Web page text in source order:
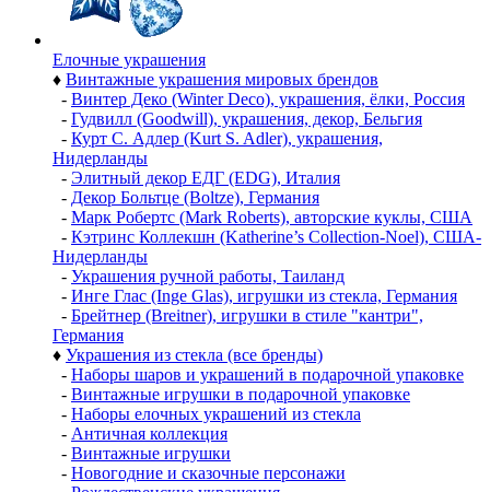
Елочные украшения
♦ Винтажные украшения мировых брендов
- Винтер Деко (Winter Deco), украшения, ёлки, Россия
- Гудвилл (Goodwill), украшения, декор, Бельгия
- Курт С. Адлер (Kurt S. Adler), украшения,
Нидерланды
- Элитный декор ЕДГ (EDG), Италия
- Декор Больтце (Boltze), Германия
- Марк Робертс (Mark Roberts), авторские куклы, США
- Кэтринс Коллекшн (Katherine’s Collection-Noel), США-
Нидерланды
- Украшения ручной работы, Таиланд
- Инге Глас (Inge Glas), игрушки из стекла, Германия
- Брейтнер (Breitner), игрушки в стиле "кантри",
Германия
♦ Украшения из стекла (все бренды)
- Наборы шаров и украшений в подарочной упаковке
- Винтажные игрушки в подарочной упаковке
- Наборы елочных украшений из стекла
- Античная коллекция
- Винтажные игрушки
- Новогодние и сказочные персонажи